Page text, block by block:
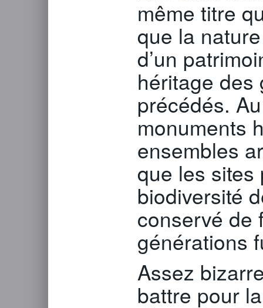
même titre
que la
d’un
héritage des
précédés.
monuments
ensembles
que les sites
biodiversité
conservé de
générations
Assez
battre pour